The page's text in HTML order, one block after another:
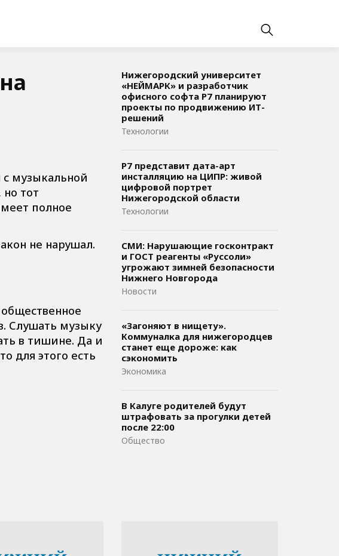
музыкальной
тот
полное
не нарушал.
Слушать музыку
в тишине. Да и
для этого есть
Нижегородский университет
«НЕЙМАРК» и разработчик
офисного софта P7 планируют
проекты по продвижению ИТ-
решений
Технологии
Р7 представит дата-арт
инсталляцию на ЦИПР: живой
цифровой портрет
Нижегородской области
Технологии
СМИ: Нарушающие госконтракт
и ГОСТ реагенты «Руссоли»
угрожают зимней безопасности
Нижнего Новгорода
Новости
«Загоняют в нищету».
Коммуналка для нижегородцев
станет еще дороже: как
сэкономить
Экономика
В Калуге родителей будут
штрафовать за прогулки детей
после 22:00
Общество